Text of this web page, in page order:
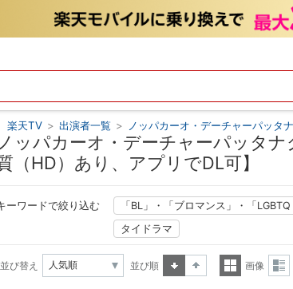
楽天TV > 出演者一覧 > ノッパカーオ・デーチャーパッタ
ノッパカーオ・デーチャーパッタ
（HD）あり、アプリでDL可】
ーワードで絞り込む 「BL」・「ブロマンス」・「
タイドラマ
並び替え
並び順
画像